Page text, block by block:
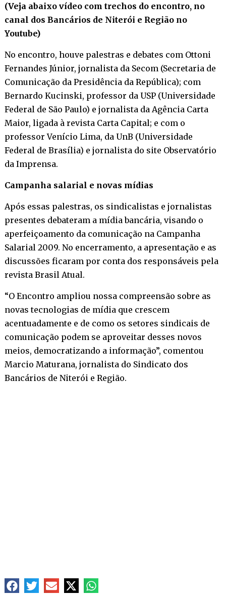
(Veja abaixo vídeo com trechos do encontro, no
canal dos Bancários de Niterói e Região no
Youtube)
No encontro, houve palestras e debates com Ottoni
Fernandes Júnior, jornalista da Secom (Secretaria de
Comunicação da Presidência da República); com
Bernardo Kucinski, professor da USP (Universidade
Federal de São Paulo) e jornalista da Agência Carta
Maior, ligada à revista Carta Capital; e com o
professor Venício Lima, da UnB (Universidade
Federal de Brasília) e jornalista do site Observatório
da Imprensa.
Campanha salarial e novas mídias
Após essas palestras, os sindicalistas e jornalistas
presentes debateram a mídia bancária, visando o
aperfeiçoamento da comunicação na Campanha
Salarial 2009. No encerramento, a apresentação e as
discussões ficaram por conta dos responsáveis pela
revista Brasil Atual.
“O Encontro ampliou nossa compreensão sobre as
novas tecnologias de mídia que crescem
acentuadamente e de como os setores sindicais de
comunicação podem se aproveitar desses novos
meios, democratizando a informação”, comentou
Marcio Maturana, jornalista do Sindicato dos
Bancários de Niterói e Região.